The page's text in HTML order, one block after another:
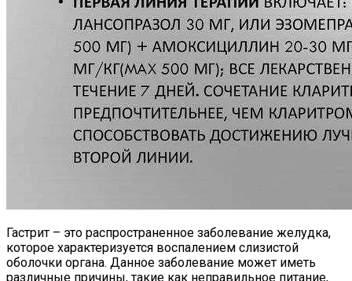
Гастрит – это распространенное заболевание желудка,
которое характеризуется воспалением слизистой
оболочки органа. Данное заболевание может иметь
различные причины, такие как неправильное питание,